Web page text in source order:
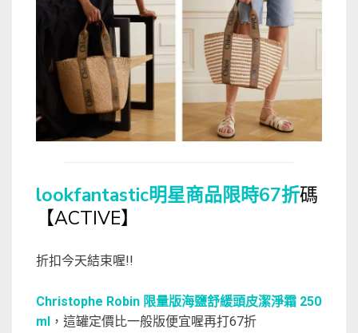
lookfantastic明星商品限時67折碼
【ACTIVE】
折扣今天結束喔!!
Christophe Robin 限量版海鹽舒緩頭皮潔淨霜 250
ml ，這罐定價比一般版便宜喔再打67折